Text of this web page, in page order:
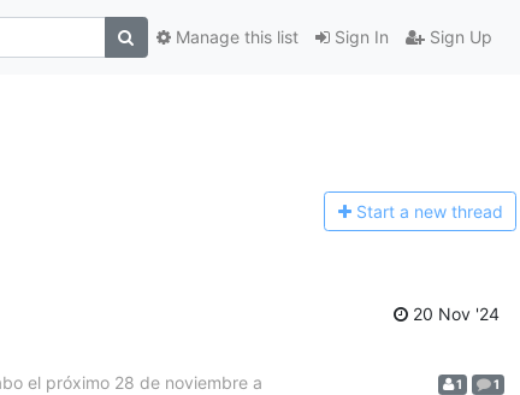
Sign In Sign Up
Manage this list
Start a new thread
20 Nov '24
el próximo 28 de noviembre a
1 1